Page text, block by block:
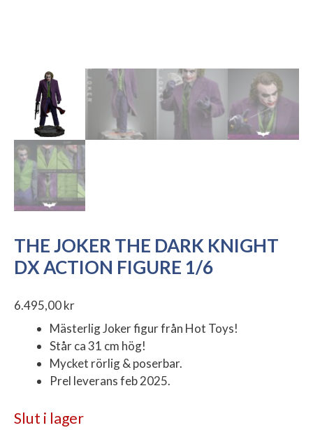
THE JOKER THE DARK KNIGHT
DX ACTION FIGURE 1/6
6.495,00kr
Mästerlig Joker figur från Hot Toys!
Står ca 31 cm hög!
Mycket rörlig & poserbar.
Prel leverans feb 2025.
Slut i lager